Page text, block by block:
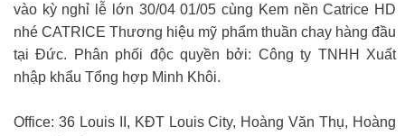
vào kỳ nghỉ lễ lớn 30/04 01/05 cùng Kem nền Catrice HD
nhé CATRICE Thương hiệu mỹ phẩm thuần chay hàng đầu
tại Đức.
Phân phối độc quyền bởi: Công ty TNHH Xuất
nhập khẩu Tổng hợp Minh Khôi.
Office: 36 Louis II, KĐT Louis City, Hoàng Văn Thụ, Hoàng